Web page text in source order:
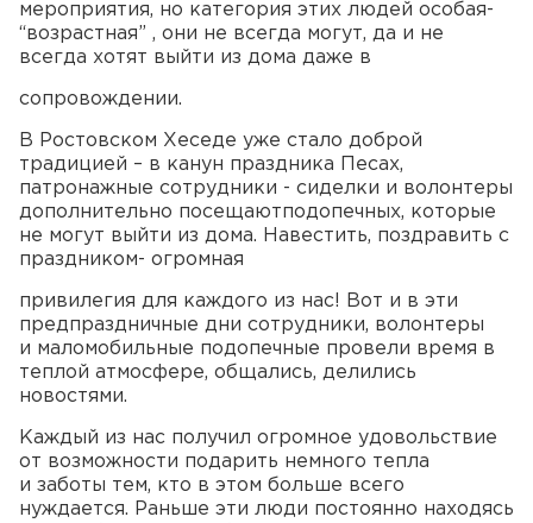
мероприятия, но категория этих людей особая-
“возрастная” , они не всегда могут, да и не
всегда хотят выйти из дома даже в
сопровождении.
В Ростовском Хеседе уже стало доброй
традицией – в канун праздника Песах,
патронажные сотрудники - сиделки и волонтеры
дополнительно посещаютподопечных, которые
не могут выйти из дома. Навестить, поздравить с
праздником- огромная
привилегия для каждого из нас! Вот и в эти
предпраздничные дни сотрудники, волонтеры
и маломобильные подопечные провели время в
теплой атмосфере, общались, делились
новостями.
Каждый из нас получил огромное удовольствие
от возможности подарить немного тепла
и заботы тем, кто в этом больше всего
нуждается. Раньше эти люди постоянно находясь